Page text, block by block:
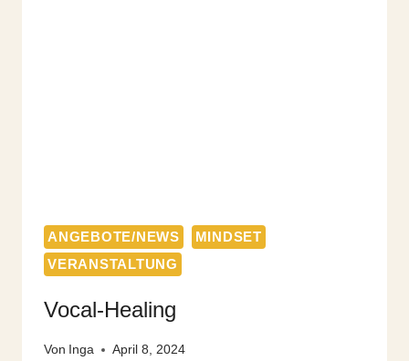
ANGEBOTE/NEWS
MINDSET
VERANSTALTUNG
Vocal-Healing
Von Inga April 8, 2024